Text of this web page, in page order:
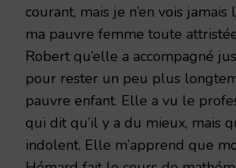
courant, mais je n’en vois
ma pauvre femme toute
Robert qu’elle a accompagné
pour rester un peu plus
pauvre enfant. Elle a vu le
qui dit qu’il y a du mieux, mais
indolent. Elle m’apprend que